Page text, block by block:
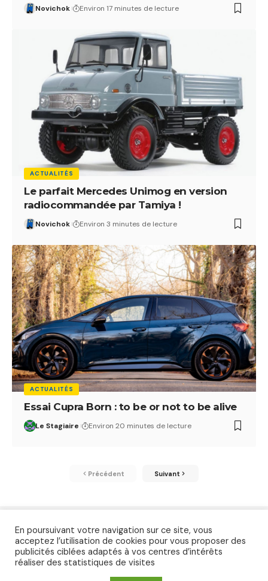
Novichok Environ 17 minutes de lecture
ACTUALITÉS
Le parfait Mercedes Unimog en version
radiocommandée par Tamiya !
Novichok Environ 3 minutes de lecture
ACTUALITÉS
Essai Cupra Born : to be or not to be alive
Le Stagiaire Environ 20 minutes de lecture
Précédent Suivant
Essais Contact
En poursuivant votre navigation sur ce site, vous
acceptez l’utilisation de cookies pour vous proposer des
publicités ciblées adaptés à vos centres d’intérêts
réaliser des statistiques de visites